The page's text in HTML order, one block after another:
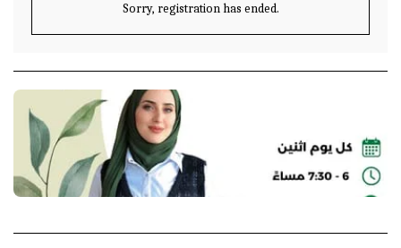
Sorry, registration has ended.